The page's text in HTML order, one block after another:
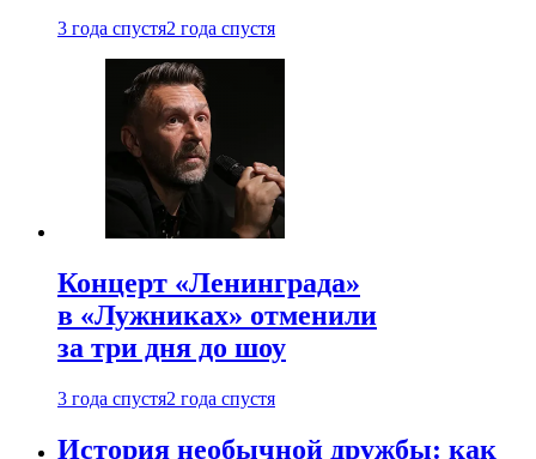
3 года спустя2 года спустя
Концерт «Ленинграда»
в «Лужниках» отменили
за три дня до шоу
3 года спустя2 года спустя
История необычной дружбы: как